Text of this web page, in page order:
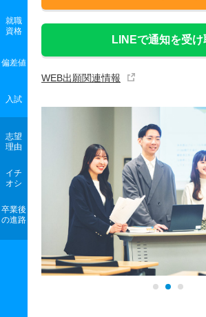
LINEで通知を受け
WEB出願関連情報
就職
資格
偏差値
入試
志望
理由
イチ
オシ
卒業後
の進路